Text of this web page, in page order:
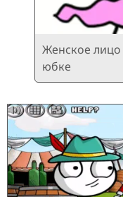
Женское лицо
юбке